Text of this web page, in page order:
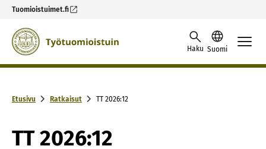
Tuomioistuimet.fi
Skip to content -saavutettavuusohje
Haku Suomi
Etusivu Ratkaisut TT 2026:12
TT 2026:12